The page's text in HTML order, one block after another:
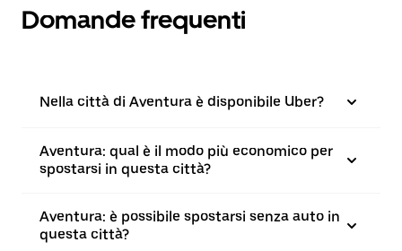
Domande frequenti
Nella città di Aventura è disponibile Uber?
Aventura: qual è il modo più economico per
spostarsi in questa città?
Aventura: è possibile spostarsi senza auto in
questa città?